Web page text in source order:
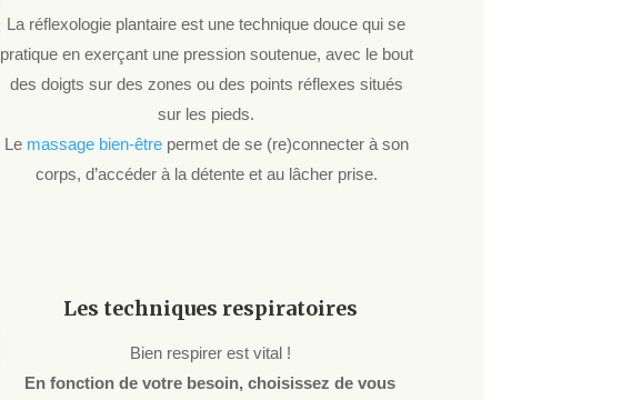
La réflexologie plantaire est une technique douce qui se
pratique en exerçant une pression soutenue, avec le bout
des doigts sur des zones ou des points réflexes situés
sur les pieds.
Le massage bien-êtrepermet de se (re)connecter à son
corps, d’accéder à la détente et au lâcher prise.
Les techniques respiratoires
Bien respirer est vital !
En fonction de votre besoin, choisissez de vous